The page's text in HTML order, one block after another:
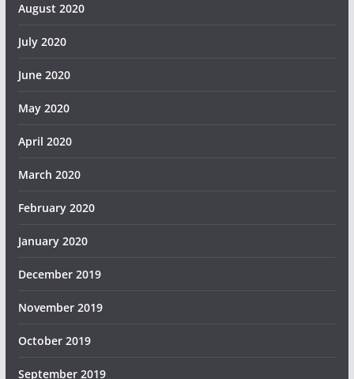
August 2020
July 2020
June 2020
May 2020
April 2020
March 2020
February 2020
January 2020
December 2019
November 2019
October 2019
September 2019